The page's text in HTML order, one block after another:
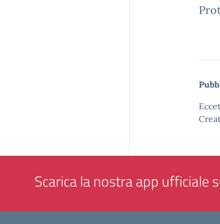
Scarica la nostra app ufficiale